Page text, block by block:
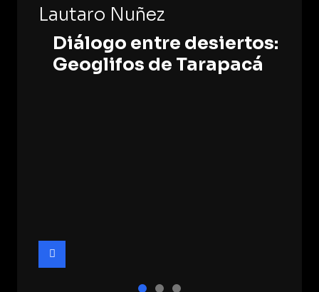
Lautaro Nuñez
Diálogo entre desiertos:
Geoglifos de Tarapacá